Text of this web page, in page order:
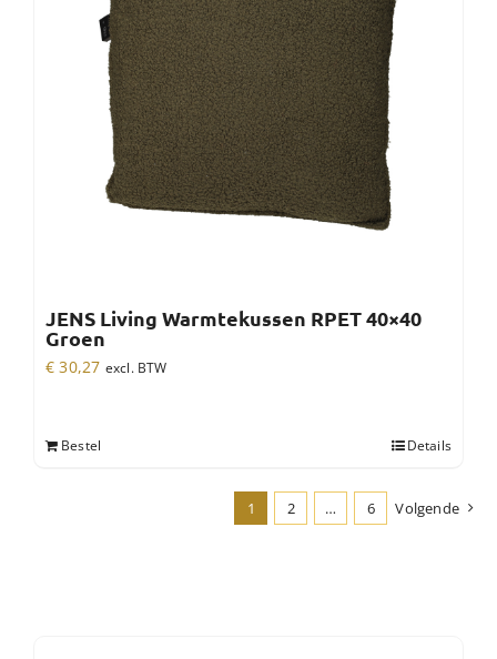
JENS Living Warmtekussen RPET 40×40
Groen
€ 30,27 excl. BTW
Bestel Details
1 2 … 6 Volgende